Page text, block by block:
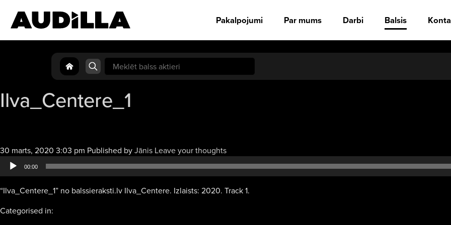
Pakalpojumi Par mums Darbi Balsis
Search
for:
Ilva_Centere_1
30 marts, 2020 3:03 pm Published byJānis Leave your thoughtsAudio
atskaņotājs
00:00
“Ilva_Centere_1” no balssieraksti.lv Ilva_Centere. Izlaists: 2020. Track 1.
Categorised in: